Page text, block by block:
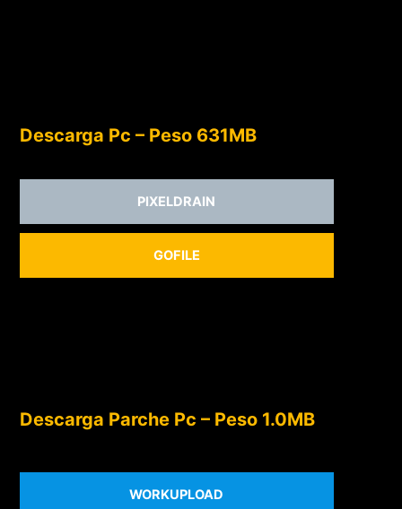
Descarga Pc – Peso 631MB
PIXELDRAIN
GOFILE
Descarga Parche Pc – Peso 1.0MB
WORKUPLOAD